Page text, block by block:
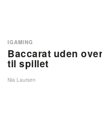
Baccarat uden
til spillet
IGAMING
Nia Laursen